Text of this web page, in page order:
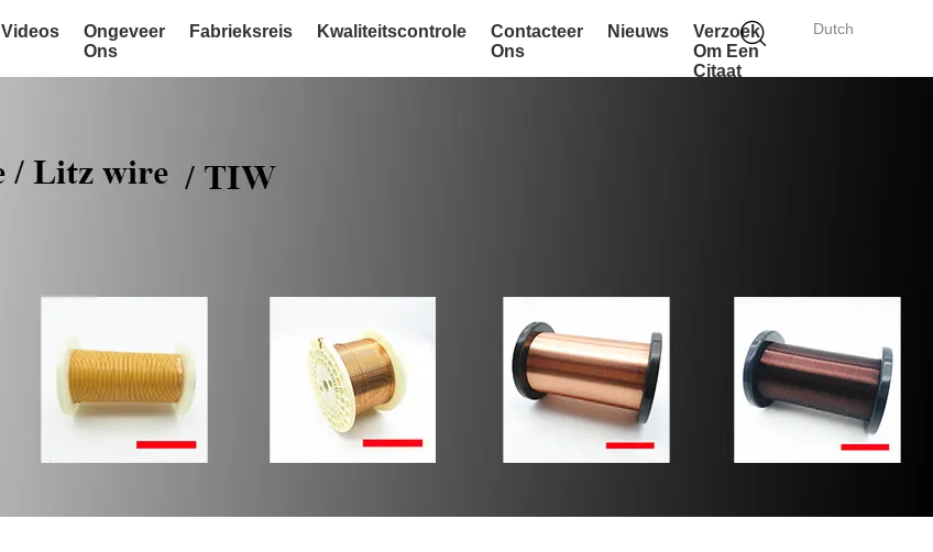
Dutch
Videos
Ongeveer
Ons
Fabrieksreis Kwaliteitscontrole
Contacteer
Ons
Nieuws
Verzoek
Om Een
Citaat